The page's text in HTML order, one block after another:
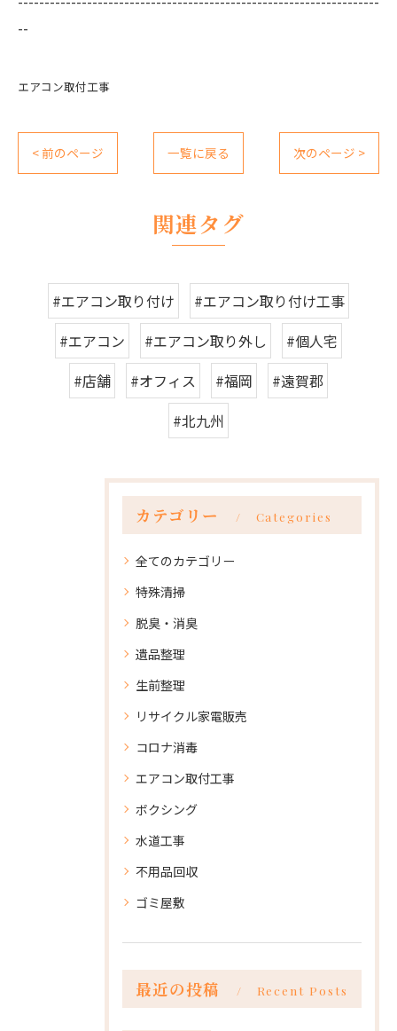
--
エアコン取付工事
< 前のページ 一覧に戻る 次のページ >
関連タグ
#エアコン取り付け
#エアコン取り付け工事
#エアコン
#エアコン取り外し
#個人宅
#店舗
#オフィス #福岡
#遠賀郡
#北九州
カテゴリー Categories
全てのカテゴリー
特殊清掃
脱臭・消臭
遺品整理
生前整理
リサイクル家電販売
コロナ消毒
エアコン取付工事
ボクシング
水道工事
不用品回収
ゴミ屋敷
最近の投稿 Recent Posts